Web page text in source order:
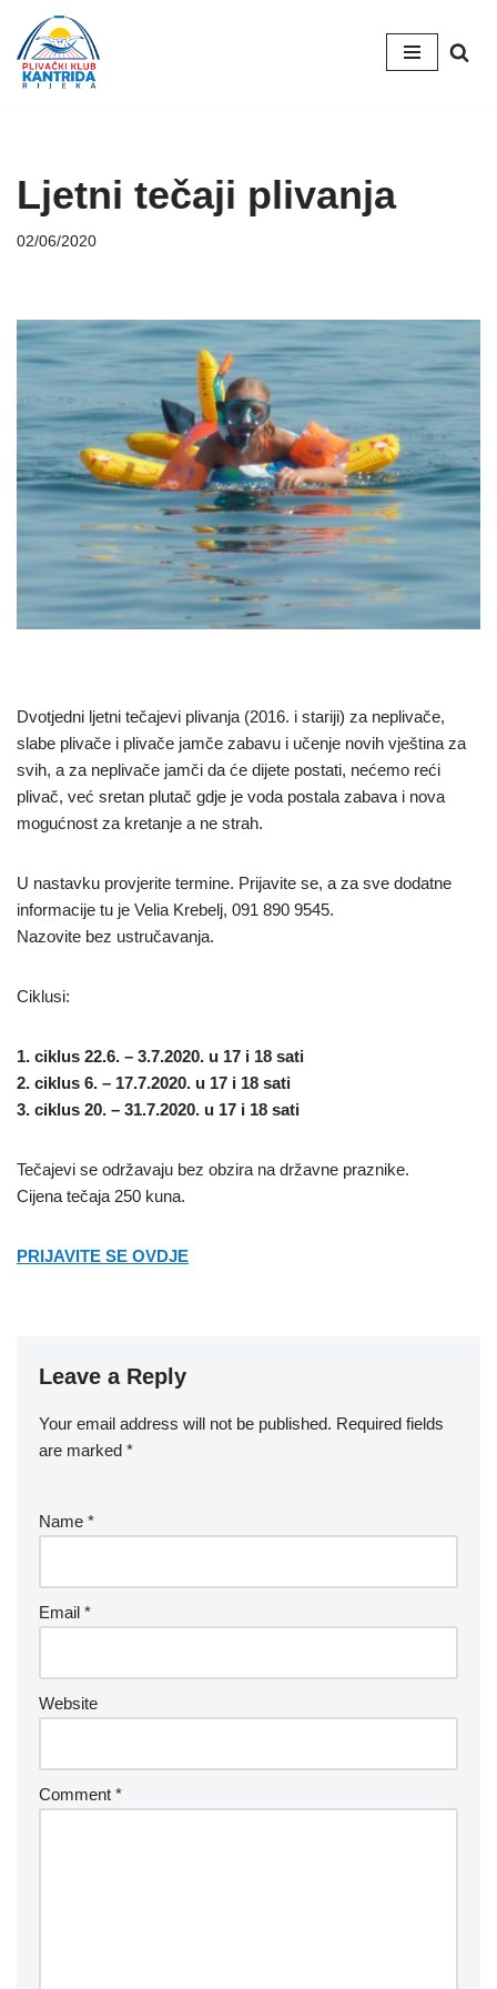
Skip
to
Ljetni tečaji plivanja
02/06/2020
Dvotjedni ljetni tečajevi plivanja (2016. i stariji) za neplivače,
slabe plivače i plivače jamče zabavu i učenje novih vještina za
svih, a za neplivače jamči da će dijete postati, nećemo reći
plivač, već sretan plutač gdje je voda postala zabava i nova
mogućnost za kretanje a ne strah.
U nastavku provjerite termine. Prijavite se, a za sve dodatne
informacije tu je Velia Krebelj, 091 890 9545.
Nazovite bez ustručavanja.
Ciklusi:
1. ciklus 22.6. – 3.7.2020. u 17 i 18 sati
2. ciklus 6. – 17.7.2020. u 17 i 18 sati
3. ciklus 20. – 31.7.2020. u 17 i 18 sati
Tečajevi se održavaju bez obzira na državne praznike.
Cijena tečaja 250 kuna.
PRIJAVITE SE OVDJE
Leave a Reply
Your email address will not be published. Required fields
are marked *
Name *
Email *
Website
Comment *